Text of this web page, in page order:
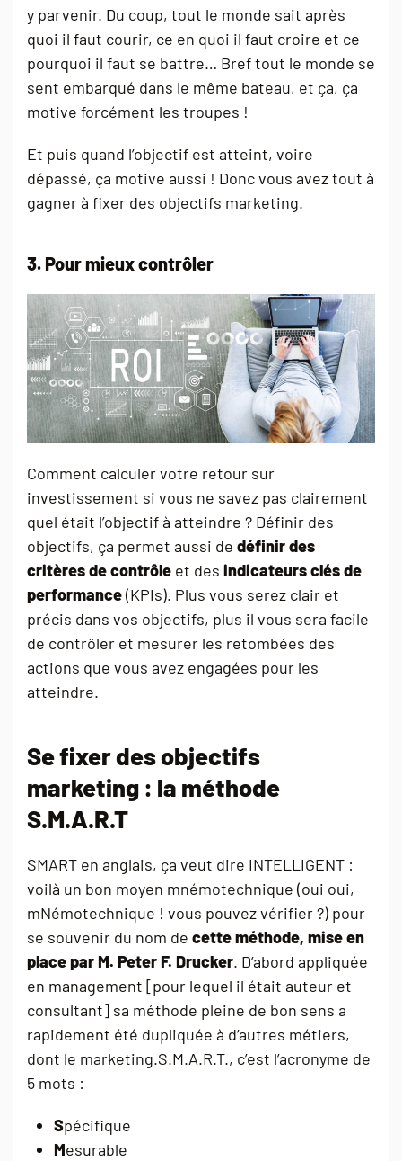
y parvenir. Du coup, tout le monde sait après
quoi il faut courir, ce en quoi il faut croire et ce
pourquoi il faut se battre… Bref tout le monde se
sent embarqué dans le même bateau, et ça, ça
motive forcément les troupes !
Et puis quand l’objectif est atteint, voire
dépassé, ça motive aussi ! Donc vous avez tout à
gagner à fixer des objectifs marketing.
3. Pour mieux contrôler
Comment calculer votre retour sur
investissement si vous ne savez pas clairement
quel était l’objectif à atteindre ? Définir des
objectifs, ça permet aussi de définir des
critères de contrôle et des indicateurs clés de
performance(KPIs). Plus vous serez clair et
précis dans vos objectifs, plus il vous sera facile
de contrôler et mesurer les retombées des
actions que vous avez engagées pour les
atteindre.
Se fixer des objectifs
marketing : la méthode
S.M.A.R.T
SMART en anglais, ça veut dire INTELLIGENT :
voilà un bon moyen mnémotechnique (oui oui,
mNémotechnique ! vous pouvez vérifier ?) pour
se souvenir du nom de cette méthode, mise en
place par M. Peter F. Drucker. D’abord appliquée
en management [pour lequel il était auteur et
consultant] sa méthode pleine de bon sens a
rapidement été dupliquée à d’autres métiers,
dont le marketing.S.M.A.R.T., c’est l’acronyme de
5 mots :
Spécifique
Mesurable